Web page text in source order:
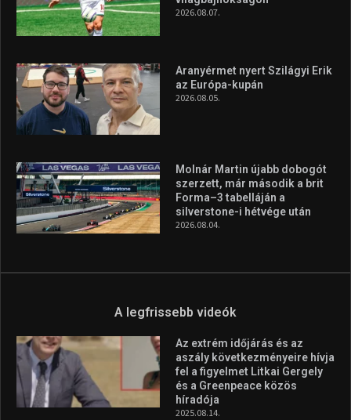
2026.08.07.
Aranyérmet nyert Szilágyi Erik
az Európa-kupán
2026.08.05.
Molnár Martin újabb dobogót
szerzett, már második a brit
Forma–3 tabelláján a
silverstone-i hétvége után
2026.08.04.
A legfrissebb videók
Az extrém időjárás és az
aszály következményeire hívja
fel a figyelmet Litkai Gergely
és a Greenpeace közös
híradója
2025.08.14.